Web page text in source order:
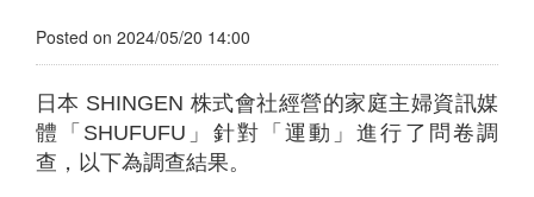
Posted on 2024/05/20 14:00
日本 SHINGEN 株式會社經營的家庭主婦資訊媒
體「SHUFUFU」針對「運動」進行了問卷調
查，以下為調查結果。